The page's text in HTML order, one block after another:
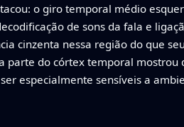
o giro temporal médio
de sons da fala e
cinzenta nessa região do que
do córtex temporal mostrou
especialmente sensíveis a